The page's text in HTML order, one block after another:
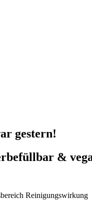
gestern!
&
Reinigungswirkung